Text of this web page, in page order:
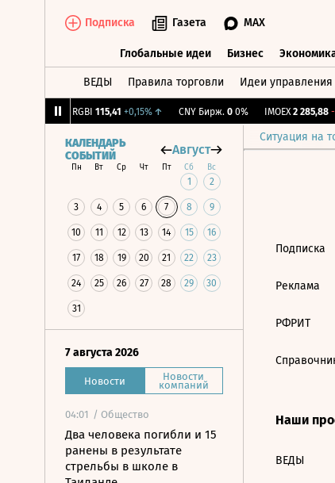
Подписка Газета MAX
Глобальные идеи Бизнес
ВЕДЫ Правила торговли Идеи управления
RGBI 115,41 +0,15%↑ CNY Бирж. 0 0% IMOEX 2 285,88 -
Ситуация на
КАЛЕНДАРЬ
СОБЫТИЙ
Август
Пн Вт Ср Чт Пт Сб Вс
1 2
3 4 5 6 7 8 9
10 11 12 13 14 15 16
17 18 19 20 21 22 23
24 25 26 27 28 29 30
31
7 августа 2026
Новости Новости
компаний
04:01 / Общество
Два человека погибли и 15
ранены в результате
стрельбы в школе в
Подписка
Реклама
РФРИТ
Наши
ВЕДЫ